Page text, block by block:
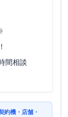
間相談
約機・店舗・